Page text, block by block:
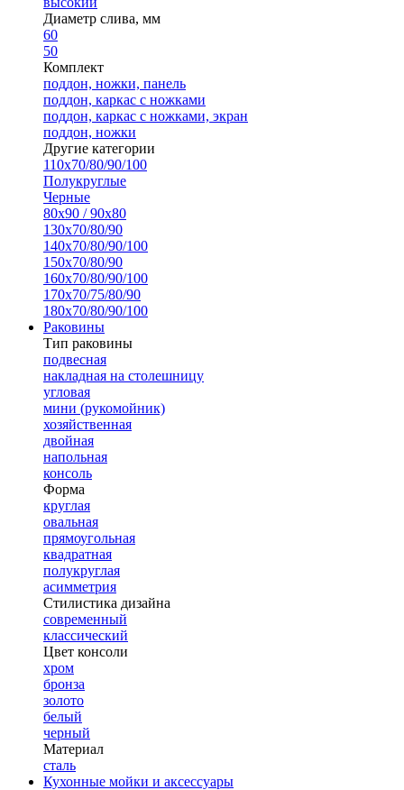
Диаметр слива, мм
60
50
Комплект
поддон, ножки, панель
поддон, каркас с ножками
поддон, каркас с ножками, экран
поддон, ножки
Другие категории
110х70/80/90/100
Полукруглые
Черные
80х90 / 90х80
130х70/80/90
140х70/80/90/100
150х70/80/90
160х70/80/90/100
170х70/75/80/90
180х70/80/90/100
Раковины
Тип раковины
подвесная
накладная на столешницу
угловая
мини (рукомойник)
хозяйственная
двойная
напольная
консоль
Форма
круглая
овальная
прямоугольная
квадратная
полукруглая
асимметрия
Стилистика дизайна
современный
классический
Цвет консоли
хром
бронза
золото
белый
черный
Материал
сталь
Кухонные мойки и аксессуары